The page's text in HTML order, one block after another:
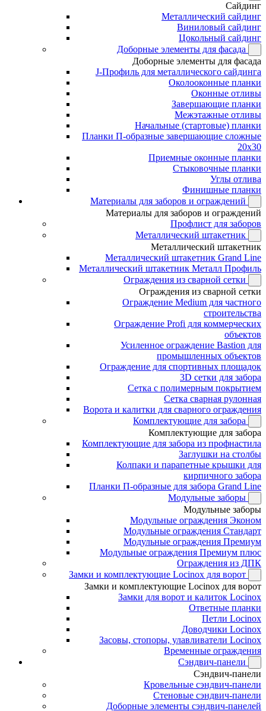
Сайдинг
Металлический сайдинг
Виниловый сайдинг
Цокольный сайдинг
Доборные элементы для фасада
Доборные элементы для фасада
J-Профиль для металлического сайдинга
Околооконные планки
Оконные отливы
Завершающие планки
Межэтажные отливы
Начальные (стартовые) планки
Планки П-образные завершающие сложные
20x30
Приемные оконные планки
Стыковочные планки
Углы отлива
Финишные планки
Материалы для заборов и ограждений
Материалы для заборов и ограждений
Профлист для заборов
Металлический штакетник
Металлический штакетник
Металлический штакетник Grand Line
Металлический штакетник Металл Профиль
Ограждения из сварной сетки
Ограждения из сварной сетки
Ограждение Medium для частного
строительства
Ограждение Profi для коммерческих
объектов
Усиленное ограждение Bastion для
промышленных объектов
Ограждение для спортивных площадок
3D сетки для забора
Сетка с полимерным покрытием
Сетка сварная рулонная
Ворота и калитки для сварного ограждения
Комплектующие для забора
Комплектующие для забора
Комплектующие для забора из профнастила
Заглушки на столбы
Колпаки и парапетные крышки для
кирпичного забора
Планки П-образные для забора Grand Line
Модульные заборы
Модульные заборы
Модульные ограждения Эконом
Модульные ограждения Стандарт
Модульные ограждения Премиум
Модульные ограждения Премиум плюс
Ограждения из ДПК
Замки и комплектующие Locinox для ворот
Замки и комплектующие Locinox для ворот
Замки для ворот и калиток Locinox
Ответные планки
Петли Locinox
Доводчики Locinox
Засовы, стопоры, улавливатели Locinox
Временные ограждения
Сэндвич-панели
Сэндвич-панели
Кровельные сэндвич-панели
Стеновые сэндвич-панели
Доборные элементы сэндвич-панелей